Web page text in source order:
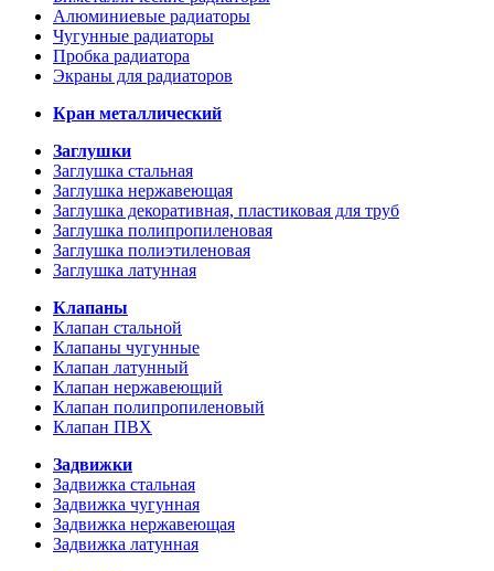
Алюминиевые радиаторы
Чугунные радиаторы
Пробка радиатора
Экраны для радиаторов
Кран металлический
Заглушки
Заглушка стальная
Заглушка нержавеющая
Заглушка декоративная, пластиковая для труб
Заглушка полипропиленовая
Заглушка полиэтиленовая
Заглушка латунная
Клапаны
Клапан стальной
Клапаны чугунные
Клапан латунный
Клапан нержавеющий
Клапан полипропиленовый
Клапан ПВХ
Задвижки
Задвижка стальная
Задвижка чугунная
Задвижка нержавеющая
Задвижка латунная